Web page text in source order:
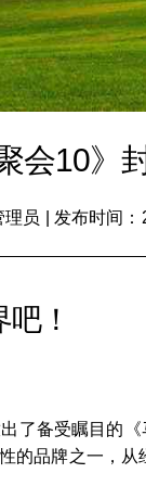
会10》
理员 发布时间
！
备受瞩目的
的品牌之一，